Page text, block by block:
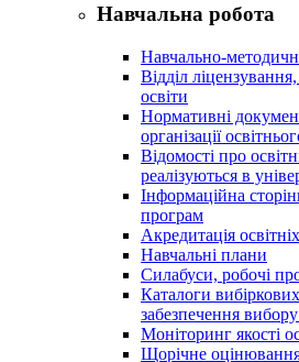
Навчальна робота
Навчально-
Відділ ліцензування,
освіти
Нормативні
організації
Відомості про
реалізуються в
Інформаційна
програм
Акредитація
Навчальні плани
Силабуси, робочі
Каталоги
забезпечення
Моніторинг якості
Щорічне